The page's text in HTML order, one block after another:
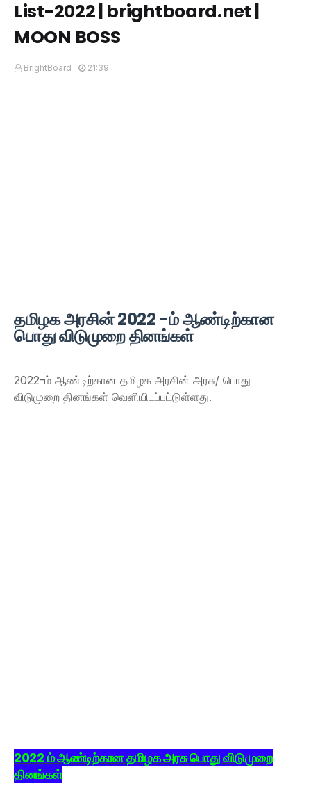
List-2022 | brightboard.net |
MOON BOSS
BrightBoard 21:39
தமிழக அரசின் 2022 -ம் ஆண்டிற்கான
பொது விடுமுறை தினங்கள்
2022-ம் ஆண்டிற்கான தமிழக அரசின் அரசு/ பொது
விடுமுறை தினங்கள் வெளியிடப்பட்டுள்ளது.
2022 ம் ஆண்டிற்கான தமிழக அரசு பொது விடுமுறை
தினங்கள்